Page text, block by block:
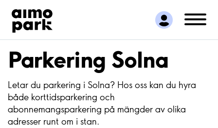
Hitta parkering
Samarbete
Kundservice
Om Aimo Park
Parkering Solna
Letar du parkering i Solna? Hos oss kan du hyra
både korttidsparkering och
abonnemangsparkering på mängder av olika
adresser runt om i stan.